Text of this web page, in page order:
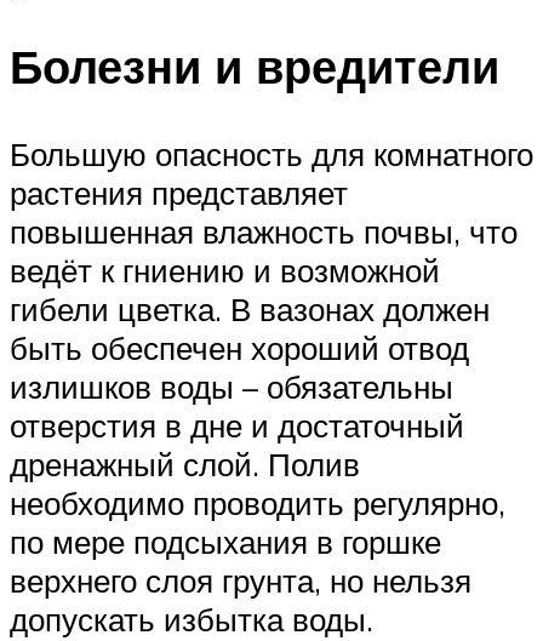
Болезни и вредители
Большую опасность для комнатного
растения представляет
повышенная влажность почвы, что
ведёт к гниению и возможной
гибели цветка. В вазонах должен
быть обеспечен хороший отвод
излишков воды – обязательны
отверстия в дне и достаточный
дренажный слой. Полив
необходимо проводить регулярно,
по мере подсыхания в горшке
верхнего слоя грунта, но нельзя
допускать избытка воды.